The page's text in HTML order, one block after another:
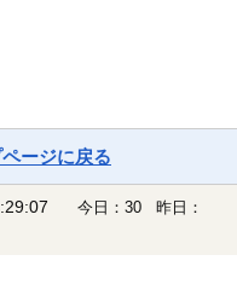
ージに戻る
今日：30 昨日：